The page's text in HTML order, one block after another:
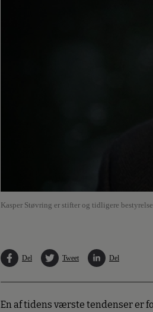
Kasper Støvring er stifter og tidligere
Del Tweet Del
En af tidens værste tendenser er